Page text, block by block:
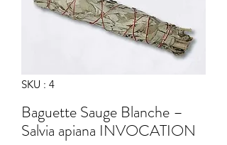
SKU : 4
Baguette Sauge Blanche –
Salvia apiana INVOCATION